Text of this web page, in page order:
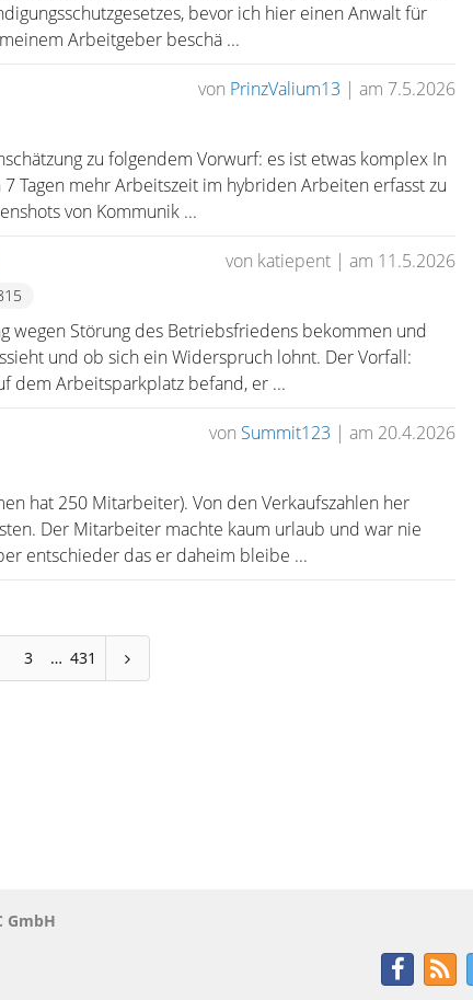
bevor ich hier einen Anwalt für
Arbeitgeber beschä ...
von PrinzValium13 | am 7.5.2026
zu folgendem Vorwurf: es ist etwas komplex In
Tagen mehr Arbeitszeit im hybriden Arbeiten erfasst zu
von Kommunik ...
von katiepent | am 11.5.2026
wegen Störung des Betriebsfriedens bekommen und
und ob sich ein Widerspruch lohnt. Der Vorfall:
dem Arbeitsparkplatz befand, er ...
von Summit123 | am 20.4.2026
hat 250 Mitarbeiter). Von den Verkaufszahlen her
Der Mitarbeiter machte kaum urlaub und war nie
entschieder das er daheim bleibe ...
3 431
GmbH